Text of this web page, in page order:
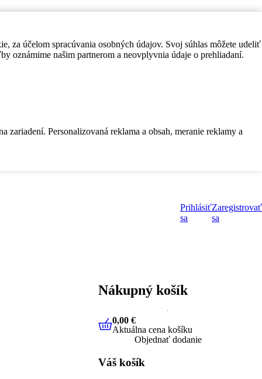
za účelom spracúvania osobných údajov. Svoj súhlas môžete udeliť
oznámime našim partnerom a neovplyvnia údaje o prehliadaní.
Personalizovaná reklama a obsah, meranie reklamy a
Prihlásiť
sa
Zaregistrovať
sa
Nákupný košík
0,00 €Aktuálna cena košíku
0,00 €
Aktuálna cena košíku
Objednať dodanie
Váš košík